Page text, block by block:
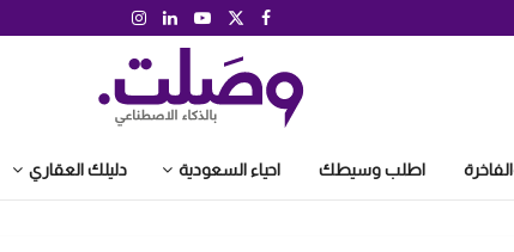
اطلب وسيطك احياء السعودية دليلك العقاري